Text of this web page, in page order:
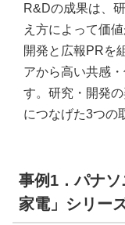
R&Dの成果は、
え方によって価
開発と広報PRを
アから高い共感
す。研究・開発
につなげた3つの
事例1．パナ
家電」シリー